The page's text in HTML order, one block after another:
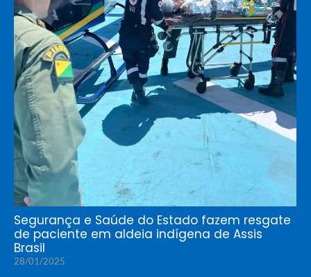
Segurança e Saúde do Estado fazem resgate
de paciente em aldeia indígena de Assis
Brasil
28/01/2025